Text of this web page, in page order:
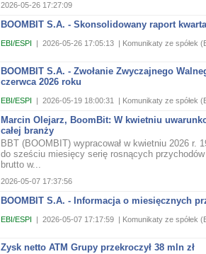
2026-05-26 17:27:09
BOOMBIT S.A. - Skonsolidowany raport
EBI/ESPI | 2026-05-26 17:05:13 | Komunikaty ze spółek
BOOMBIT S.A. - Zwołanie Zwyczajnego
czerwca 2026 roku
EBI/ESPI | 2026-05-19 18:00:31 | Komunikaty ze spółek
Marcin Olejarz, BoomBit: W kwietniu
całej branży
BBT (BOOMBIT) wypracował w kwietniu 2026 r.
do sześciu miesięcy serię rosnących
brutto w...
2026-05-07 17:37:56
BOOMBIT S.A. - Informacja o miesięcznych
EBI/ESPI | 2026-05-07 17:17:59 | Komunikaty ze spółek
Zysk netto ATM Grupy przekroczył 38 mln zł